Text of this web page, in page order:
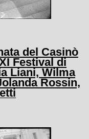
del Casinò
Festival di
Liani, Wilma
Rossin,